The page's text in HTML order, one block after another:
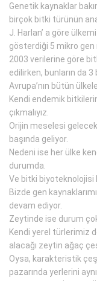
Genetik kaynaklar
birçok bitki türünün
J. Harlan’ a göre
gösterdiği 5 mikro gen
2003 verilerine göre
edilirken, bunların da
Avrupa’nın bütün
Kendi endemik
çıkmalıyız.
Orijin meselesi
başında geliyor.
Nedeni ise her ülke
durumda.
Ve bitki biyoteknolojisi
Bizde gen
devam ediyor.
Zeytinde ise durum
Kendi yerel türlerimiz
alacağı zeytin ağaç
Oysa, karakteristik
pazarında yerlerini